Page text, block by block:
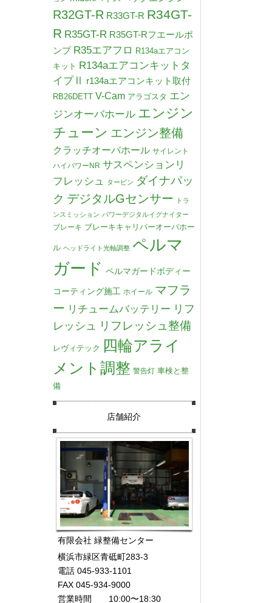
R32GT-R R33GT-R R34GT-
R R35GT-R R35GT-Rフエールポ
ンプ R35エアフロ R134aエアコン
キット R134aエアコンキットタ
イプⅡ
r134aエアコンキット取付
RB26DETT V-Cam アラゴスタ エン
ジンオーバホール エンジン
チューン エンジン整備
クラッチオーバホール サイレント
ハイパワーNR サスペンションリ
フレッシュ
タービン ダイナパッ
ク デジタルGセンサー
トラ
ンスミッション パワーデジタルイグナイター
ブレーキ ブレーキキャリパーオーバホー
ル ヘッドライト光軸調整 ペルマ
ガード ペルマガードボディー
コーティング施工 ホイール マフラ
ー リチュームバッテリー リフ
レッシュ
リフレッシュ整備
レヴィテック 四輪アライ
メント調整 警告灯 車検と整
備
店舗紹介
有限会社 緑整備センター
横浜市緑区青砥町283-3
電話 045-933-1101
FAX 045-934-9000
営業時間 10:00〜18:30